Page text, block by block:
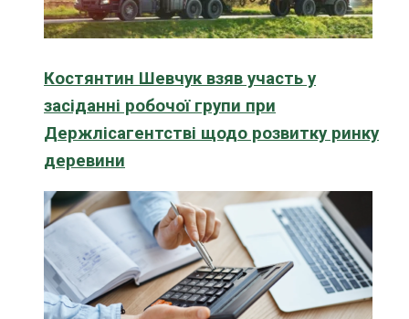
Костянтин Шевчук взяв участь у
засіданні робочої групи при
Держлісагентстві щодо розвитку ринку
деревини